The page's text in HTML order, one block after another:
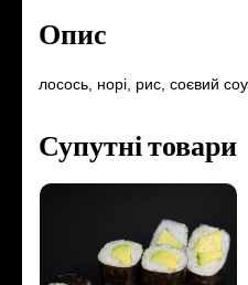
Опис
лосось, норі, рис, соєвий
Супутні товари